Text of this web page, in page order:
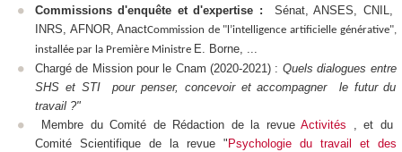
Commissions d'enquête et d'expertise :
Sénat, ANSES, CNIL,
INRS, AFNOR, AnactCommission de "l’intelligence artificielle générative",
installée par la Première Ministre E. Borne, ...
Chargé de Mission pour le Cnam (2020-2021) : Quels dialogues entre
SHS et STI pour penser, concevoir et accompagner le futur du
travail ?"
Membre du Comité de Rédaction de la revueActivités , et du
Comité Scientifique de la revue " Psychologie du travail et des